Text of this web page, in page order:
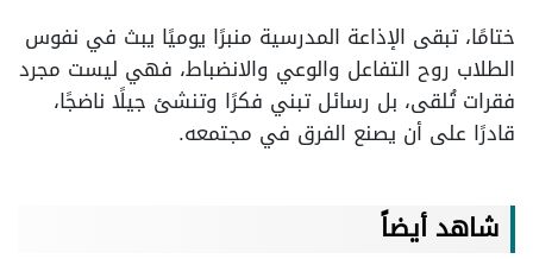
ختامًا، تبقى الإذاعة المدرسية منبرًا يوميًا يبث في نفوس
الطلاب روح التفاعل والوعي والانضباط، فهي ليست مجرد
فقرات تُلقى، بل رسائل تبني فكرًا وتنشئ جيلًا ناضجًا،
قادرًا على أن يصنع الفرق في مجتمعه.
شاهد أيضاً